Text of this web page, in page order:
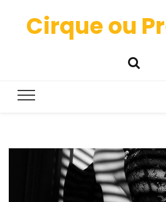
Cirque ou